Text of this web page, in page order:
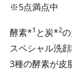
※5点満点中
酵素*1 と炭*2
スペシャル洗顔
3種の酵素が皮